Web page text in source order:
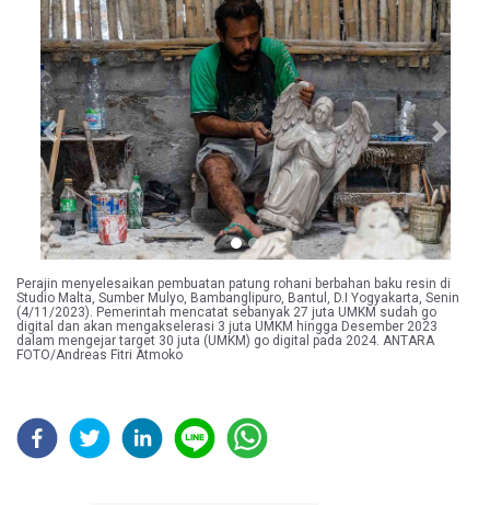
Previous Next
Perajin menyelesaikan pembuatan patung rohani berbahan baku resin di
Studio Malta, Sumber Mulyo, Bambanglipuro, Bantul, D.I Yogyakarta, Senin
(4/11/2023). Pemerintah mencatat sebanyak 27 juta UMKM sudah go
digital dan akan mengakselerasi 3 juta UMKM hingga Desember 2023
dalam mengejar target 30 juta (UMKM) go digital pada 2024. ANTARA
FOTO/Andreas Fitri Atmoko